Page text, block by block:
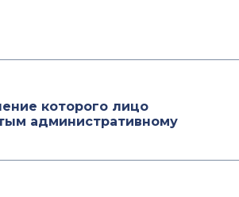
которого лицо
административному